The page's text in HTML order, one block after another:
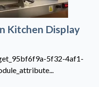
Kitchen Display
5f32-4af1-